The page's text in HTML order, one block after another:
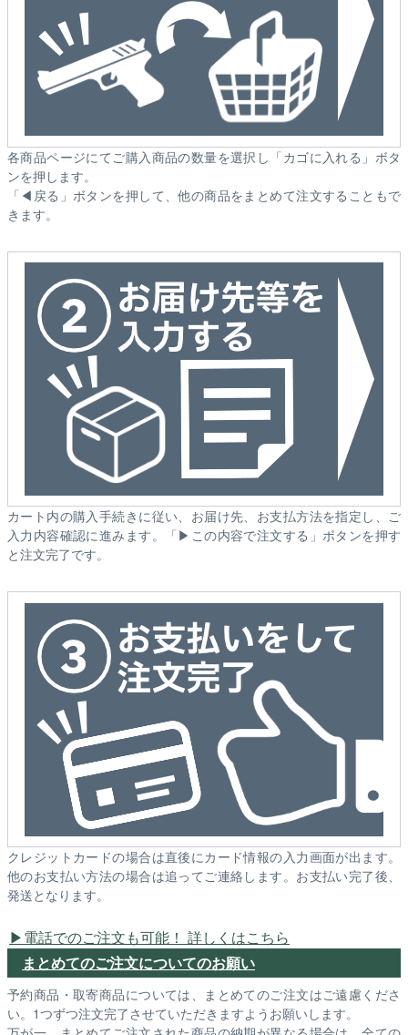
各商品ページにてご購入商品の数量を選択し「カゴに入れる」ボタ
ンを押します。
「◀戻る」ボタンを押して、他の商品をまとめて注文することもで
きます。
カート内の購入手続きに従い、お届け先、お支払方法を指定し、ご
入力内容確認に進みます。「▶この内容で注文する」ボタンを押す
と注文完了です。
クレジットカードの場合は直後にカード情報の入力画面が出ます。
他のお支払い方法の場合は追ってご連絡します。お支払い完了後、
発送となります。
電話でのご注文も可能！ 詳しくはこちら
まとめてのご注文についてのお願い
予約商品・取寄商品については、まとめてのご注文はご遠慮くださ
い。1つずつ注文完了させていただきますようお願いします。